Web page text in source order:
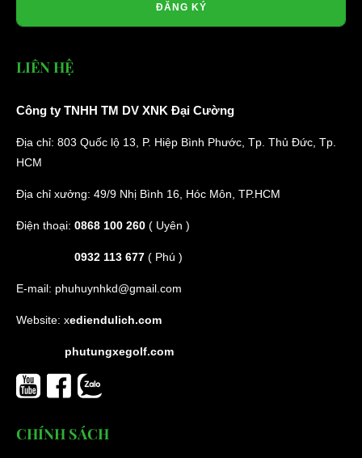
ĐĂNG KÝ
LIÊN HỆ
Công ty TNHH TM DV XNK Đại Cường
Địa chỉ: 803 Quốc lộ 13, P. Hiệp Bình Phước, Tp. Thủ Đức, Tp.
HCM
Địa chỉ xưởng: 49/9 Nhị Bình 16, Hóc Môn, TP.HCM
Điện thoại: 0868 100 260 ( Uyên )
0932 113 677 ( Phú )
E-mail: phuhuynhkd@gmail.com
Website: xediendulich.com
phutungxegolf.com
CHÍNH SÁCH